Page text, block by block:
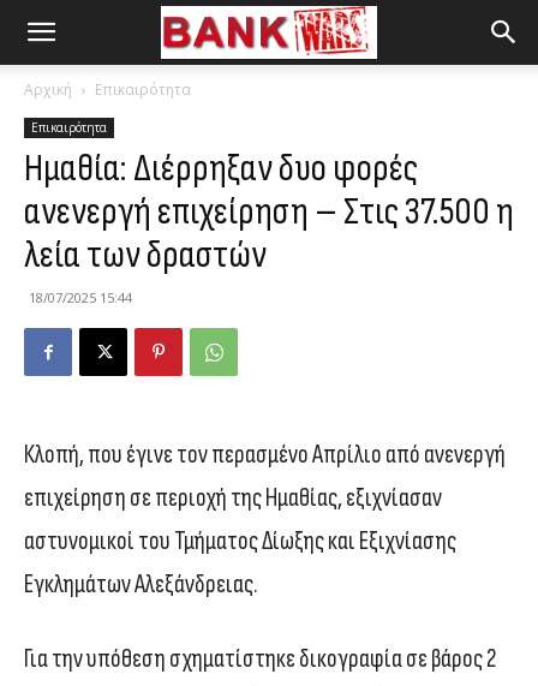
Αρχική Επικαιρότητα
Επικαιρότητα
Ημαθία: Διέρρηξαν δυο φορές
ανενεργή επιχείρηση – Στις 37.500 η
λεία των δραστών
18/07/2025 15:44
Κλοπή, που έγινε τον περασμένο Απρίλιο από ανενεργή
επιχείρηση σε περιοχή της Ημαθίας, εξιχνίασαν
αστυνομικοί του Τμήματος Δίωξης και Εξιχνίασης
Εγκλημάτων Αλεξάνδρειας.
Για την υπόθεση σχηματίστηκε δικογραφία σε βάρος 2